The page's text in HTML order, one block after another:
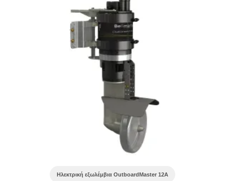
Ηλεκτρική εξωλέμβια OutboardMaster 12A